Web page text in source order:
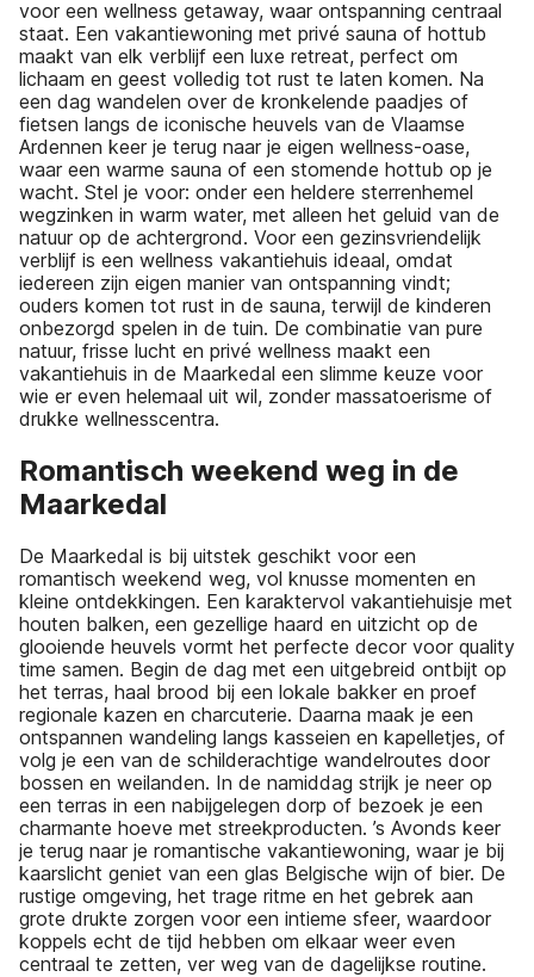
voor een wellness getaway, waar ontspanning centraal
staat. Een vakantiewoning met privé sauna of hottub
maakt van elk verblijf een luxe retreat, perfect om
lichaam en geest volledig tot rust te laten komen. Na
een dag wandelen over de kronkelende paadjes of
fietsen langs de iconische heuvels van de Vlaamse
Ardennen keer je terug naar je eigen wellness-oase,
waar een warme sauna of een stomende hottub op je
wacht. Stel je voor: onder een heldere sterrenhemel
wegzinken in warm water, met alleen het geluid van de
natuur op de achtergrond. Voor een gezinsvriendelijk
verblijf is een wellness vakantiehuis ideaal, omdat
iedereen zijn eigen manier van ontspanning vindt;
ouders komen tot rust in de sauna, terwijl de kinderen
onbezorgd spelen in de tuin. De combinatie van pure
natuur, frisse lucht en privé wellness maakt een
vakantiehuis in de Maarkedal een slimme keuze voor
wie er even helemaal uit wil, zonder massatoerisme of
drukke wellnesscentra.
Romantisch weekend weg in de
Maarkedal
De Maarkedal is bij uitstek geschikt voor een
romantisch weekend weg, vol knusse momenten en
kleine ontdekkingen. Een karaktervol vakantiehuisje met
houten balken, een gezellige haard en uitzicht op de
glooiende heuvels vormt het perfecte decor voor quality
time samen. Begin de dag met een uitgebreid ontbijt op
het terras, haal brood bij een lokale bakker en proef
regionale kazen en charcuterie. Daarna maak je een
ontspannen wandeling langs kasseien en kapelletjes, of
volg je een van de schilderachtige wandelroutes door
bossen en weilanden. In de namiddag strijk je neer op
een terras in een nabijgelegen dorp of bezoek je een
charmante hoeve met streekproducten. ’s Avonds keer
je terug naar je romantische vakantiewoning, waar je bij
kaarslicht geniet van een glas Belgische wijn of bier. De
rustige omgeving, het trage ritme en het gebrek aan
grote drukte zorgen voor een intieme sfeer, waardoor
koppels echt de tijd hebben om elkaar weer even
centraal te zetten, ver weg van de dagelijkse routine.